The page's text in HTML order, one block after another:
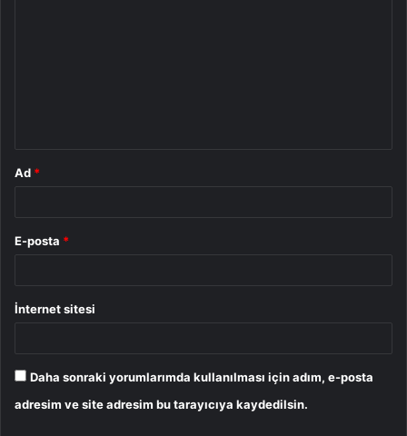
Ad *
E-posta *
İnternet sitesi
Daha sonraki yorumlarımda kullanılması için adım, e-posta
adresim ve site adresim bu tarayıcıya kaydedilsin.